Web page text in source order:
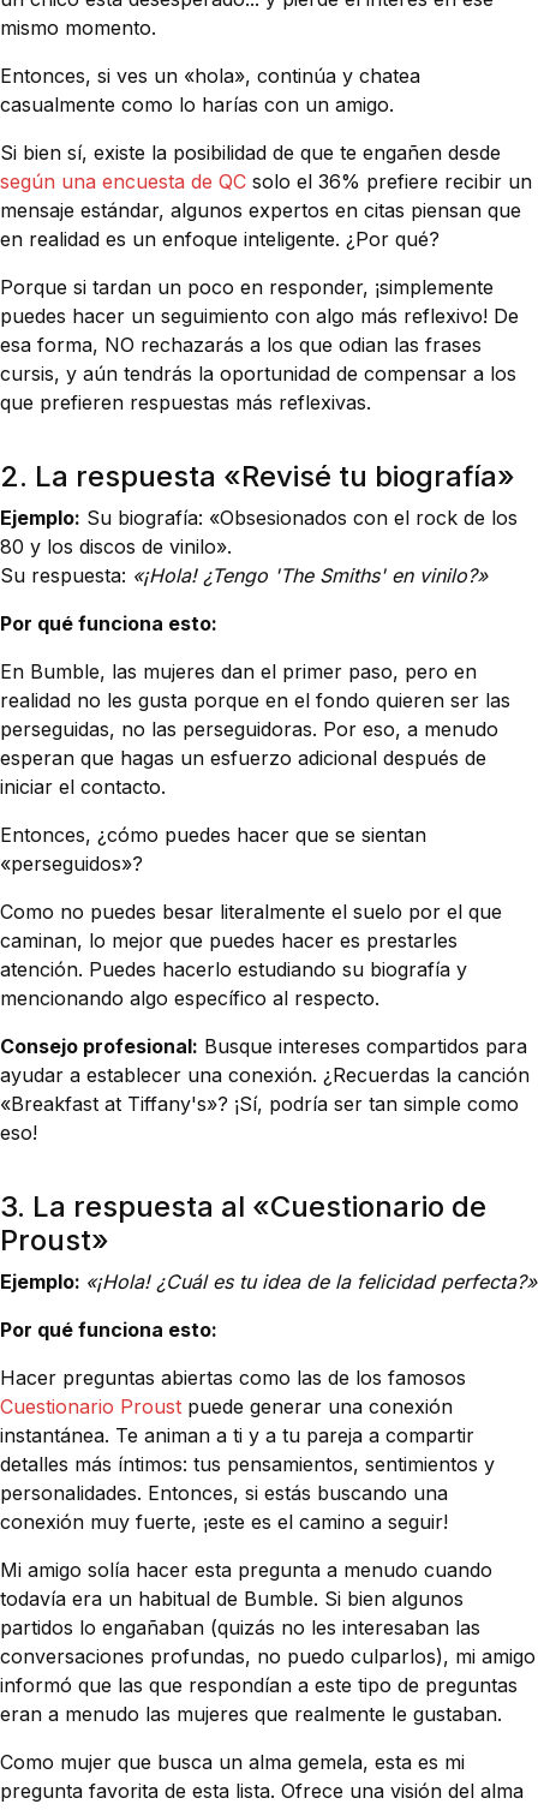
mismo momento.
Entonces, si ves un «hola», continúa y chatea
casualmente como lo harías con un amigo.
Si bien sí, existe la posibilidad de que te engañen desde
según una encuesta de QC solo el 36% prefiere recibir un
mensaje estándar, algunos expertos en citas piensan que
en realidad es un enfoque inteligente. ¿Por qué?
Porque si tardan un poco en responder, ¡simplemente
puedes hacer un seguimiento con algo más reflexivo! De
esa forma, NO rechazarás a los que odian las frases
cursis, y aún tendrás la oportunidad de compensar a los
que prefieren respuestas más reflexivas.
2. La respuesta «Revisé tu biografía»
Ejemplo: Su biografía: «Obsesionados con el rock de los
80 y los discos de vinilo».
Su respuesta: «¡Hola! ¿Tengo 'The Smiths' en vinilo?»
Por qué funciona esto:
En Bumble, las mujeres dan el primer paso, pero en
realidad no les gusta porque en el fondo quieren ser las
perseguidas, no las perseguidoras. Por eso, a menudo
esperan que hagas un esfuerzo adicional después de
iniciar el contacto.
Entonces, ¿cómo puedes hacer que se sientan
«perseguidos»?
Como no puedes besar literalmente el suelo por el que
caminan, lo mejor que puedes hacer es prestarles
atención. Puedes hacerlo estudiando su biografía y
mencionando algo específico al respecto.
Consejo profesional: Busque intereses compartidos para
ayudar a establecer una conexión. ¿Recuerdas la canción
«Breakfast at Tiffany's»? ¡Sí, podría ser tan simple como
eso!
3. La respuesta al «Cuestionario de
Proust»
Ejemplo: «¡Hola! ¿Cuál es tu idea de la felicidad perfecta?»
Por qué funciona esto:
Hacer preguntas abiertas como las de los famosos
Cuestionario Proust puede generar una conexión
instantánea. Te animan a ti y a tu pareja a compartir
detalles más íntimos: tus pensamientos, sentimientos y
personalidades. Entonces, si estás buscando una
conexión muy fuerte, ¡este es el camino a seguir!
Mi amigo solía hacer esta pregunta a menudo cuando
todavía era un habitual de Bumble. Si bien algunos
partidos lo engañaban (quizás no les interesaban las
conversaciones profundas, no puedo culparlos), mi amigo
informó que las que respondían a este tipo de preguntas
eran a menudo las mujeres que realmente le gustaban.
Como mujer que busca un alma gemela, esta es mi
pregunta favorita de esta lista. Ofrece una visión del alma